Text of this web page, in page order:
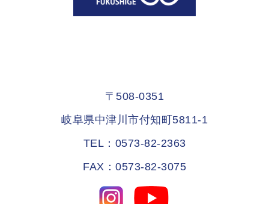
〒508-0351
岐阜県中津川市付知町5811-1
TEL：0573-82-2363
FAX：0573-82-3075